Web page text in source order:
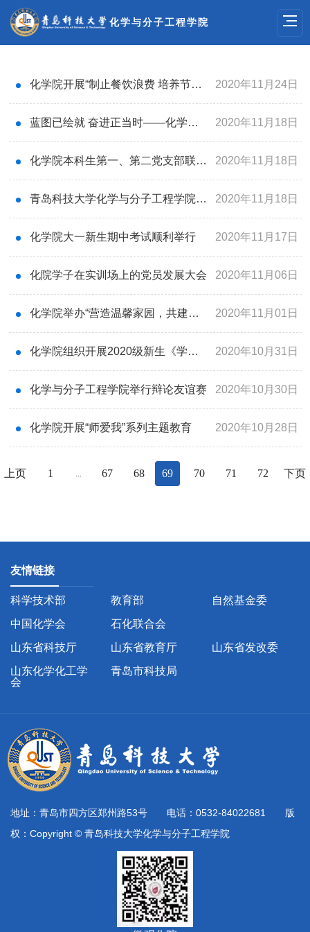
化学与分子工程学院
化学院开展“制止餐饮浪费 培养节约习惯”主题教育活动 2020年11月24日
蓝图已绘就 奋进正当时——化学院掀起学习贯彻党的十九届五中全会精神热潮 2020年11月18日
化学院本科生第一、第二党支部联合开展“党的十九届五中全会精神”学习教育系列活动 2020年11月18日
青岛科技大学化学与分子工程学院召开第十次学生代表大会、第二次研究生代表大会 2020年11月18日
化学院大一新生期中考试顺利举行 2020年11月17日
化院学子在实训场上的党员发展大会 2020年11月06日
化学院举办“营造温馨家园，共建和谐科大”宿舍文化节 2020年11月01日
化学院组织开展2020级新生《学生手册》学习活动 2020年10月31日
化学与分子工程学院举行辩论友谊赛 2020年10月30日
化学院开展“师爱我”系列主题教育 2020年10月28日
上页 1 ... 67 68 69 70 71 72 下页
友情链接
科学技术部 教育部
自然基金委
中国化学会
石化联合会
山东省科技厅
山东省教育厅
山东省发改委
山东化学化工学
会
青岛市科技局
地址：青岛市四方区郑州路53号 电话：0532-84022681 版
权：Copyright © 青岛科技大学化学与分子工程学院